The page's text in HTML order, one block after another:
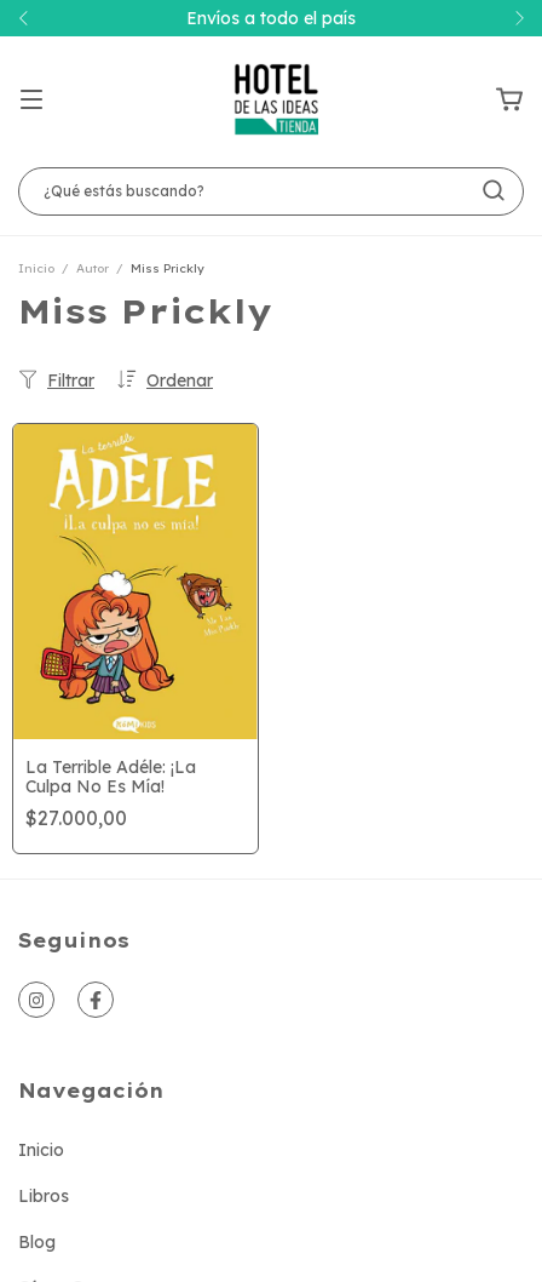
Envíos a todo el país
Inicio / Autor / Miss Prickly
Miss Prickly
Ordenar
Filtrar
La Terrible Adéle: ¡La
Culpa No Es Mía!
$27.000,00
Seguinos
Navegación
Inicio
Libros
Blog